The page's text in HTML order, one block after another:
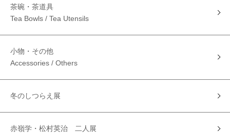
茶碗・茶道具
Tea Bowls / Tea Utensils
小物・その他
Accessories / Others
冬のしつらえ展
赤嶺学・松村英治 二人展